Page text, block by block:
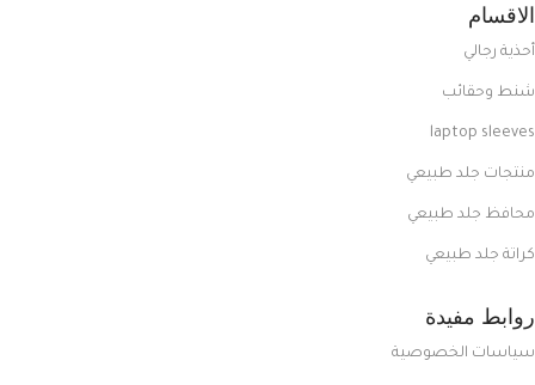
الاقسام
أحذية رجالي
شنط وحقائب
laptop sleeves
منتجات جلد طبيعي
محافظ جلد طبيعي
كراتة جلد طبيعي
روابط مفيدة
سياسات الخصوصية